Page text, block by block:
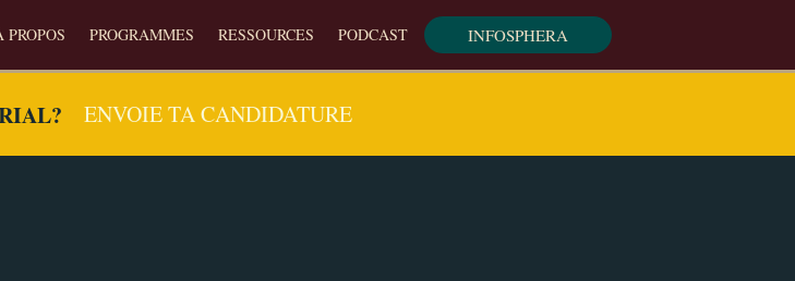
PROPOS PROGRAMMES RESSOURCES PODCAST INFOSPHERA
ENVOIE TA CANDIDATURE